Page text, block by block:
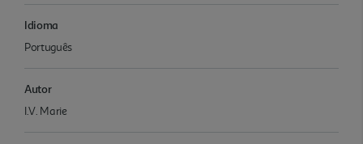
Idioma
Português
Autor
I.V. Marie